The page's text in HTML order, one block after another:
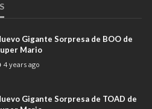
Gigante Sorpresa de BOO de
Mario
4 years ago
Gigante Sorpresa de TOAD de